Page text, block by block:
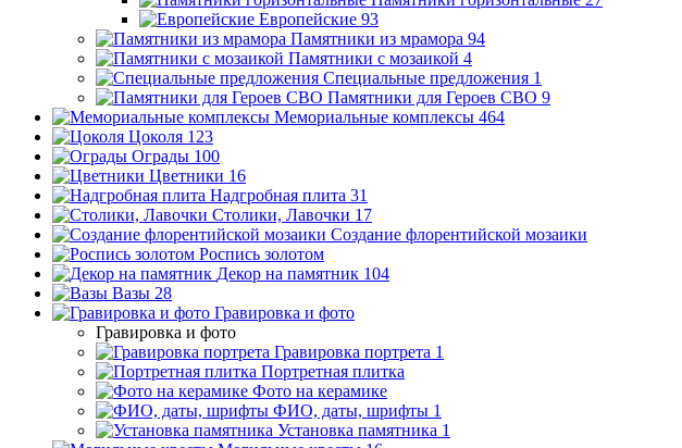
Европейские 93
Памятники из мрамора 94
Памятники с мозаикой 4
Специальные предложения 1
Памятники для Героев СВО 9
Мемориальные комплексы 464
Цоколя 123
Ограды 100
Цветники 16
Надгробная плита 31
Столики, Лавочки 17
Создание флорентийской мозаики
Роспись золотом
Декор на памятник 104
Вазы 28
Гравировка и фото
Гравировка и фото
Гравировка портрета 1
Портретная плитка
Фото на керамике
ФИО, даты, шрифты 1
Установка памятника 1